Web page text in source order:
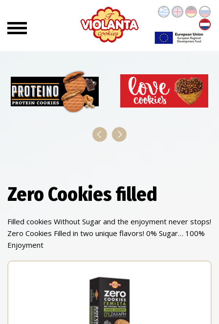
Zero Cookies filled
Filled cookies Without Sugar and the enjoyment never stops!
Zero Cookies Filled in two unique flavors! 0% Sugar… 100%
Enjoyment